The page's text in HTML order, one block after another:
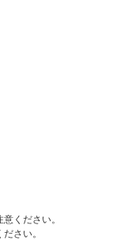
ください。
さい。